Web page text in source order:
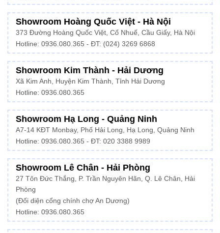
Showroom Hoàng Quốc Việt - Hà Nội
373 Đường Hoàng Quốc Việt, Cổ Nhuế, Cầu Giấy, Hà Nội
Hotline: 0936.080.365 - ĐT: (024) 3269 6868
Showroom Kim Thành - Hải Dương
Xã Kim Anh, Huyện Kim Thành, Tỉnh Hải Dương
Hotline: 0936.080.365
Showroom Hạ Long - Quảng Ninh
A7-14 KĐT Monbay, Phố Hải Long, Hạ Long, Quảng Ninh
Hotline: 0936.080.365 - ĐT: 020 3388 9989
Showroom Lê Chân - Hải Phòng
27 Tôn Đức Thắng, P. Trần Nguyên Hãn, Q. Lê Chân, Hải
Phòng
(Đối diện cổng chính chợ An Dương)
Hotline: 0936.080.365